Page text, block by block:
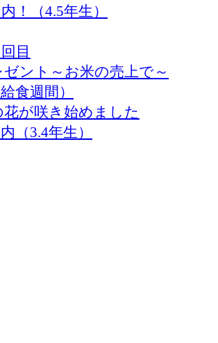
！（4.5年生）
目
ント～お米の売上で～
食週間）
が咲き始めました
（3.4年生）